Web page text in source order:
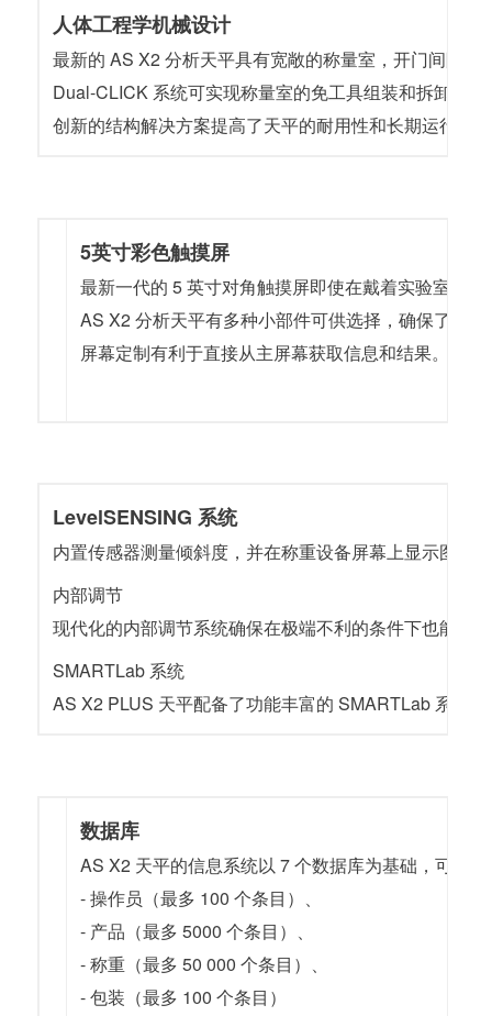
人体工程学机械设计
最新的 AS X2 分析天平具有宽敞的称量室，开门间隙
Dual-CLICK 系统可实现称量室的免工具组装和拆卸，
创新的结构解决方案提高了天平的耐用性和长期运行的
5英寸彩色触摸屏
最新一代的 5 英寸对角触摸屏即使在戴着实验室手
AS X2 分析天平有多种小部件可供选择，确保了简
屏幕定制有利于直接从主屏幕获取信息和结果。用
LevelSENSING 系统
内置传感器测量倾斜度，并在称重设备屏幕上显示图形
内部调节
现代化的内部调节系统确保在极端不利的条件下也能准
SMARTLab 系统
AS X2 PLUS 天平配备了功能丰富的 SMARTLab 系统
数据库
AS X2 天平的信息系统以 7 个数据库为基础，可以
- 操作员（最多 100 个条目）、
- 产品（最多 5000 个条目）、
- 称重（最多 50 000 个条目）、
- 包装（最多 100 个条目）